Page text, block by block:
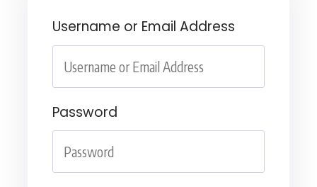
Username or Email Address
Password